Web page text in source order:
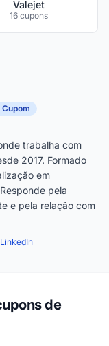
Valejet
16 cupons
trabalha com
2017. Formado
em
pela
e pela relação com
LinkedIn
de